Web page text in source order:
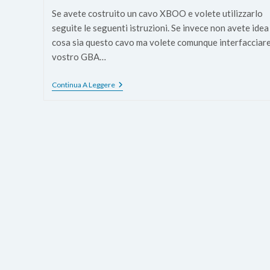
Se avete costruito un cavo XBOO e volete utilizzarlo
seguite le seguenti istruzioni. Se invece non avete idea
cosa sia questo cavo ma volete comunque
vostro GBA…
Continua A LeggereCome
Interfacciare